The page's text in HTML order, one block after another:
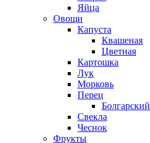
Яйца
Овощи
Капуста
Квашеная
Цветная
Картошка
Лук
Морковь
Перец
Болгарский
Свекла
Чеснок
Фрукты